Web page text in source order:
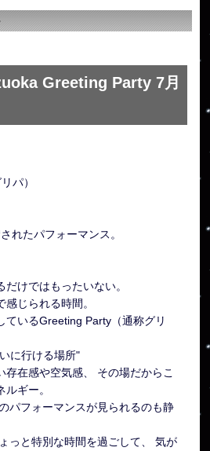
Greeting Party 7月
パ）
れたパフォーマンス。
けではもったいない。
じられる時間。
ているGreeting Party（通称グリ
に行ける場所"
存在感や空気感、 その場だからこ
ギー。
パフォーマンスが見られるのも静
っと特別な時間を過ごして、 気が